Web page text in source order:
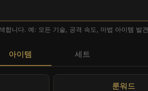
합니다. 예: 모든 기술, 공격 속도, 마법 아이템 발견
아이템 세트
룬워드